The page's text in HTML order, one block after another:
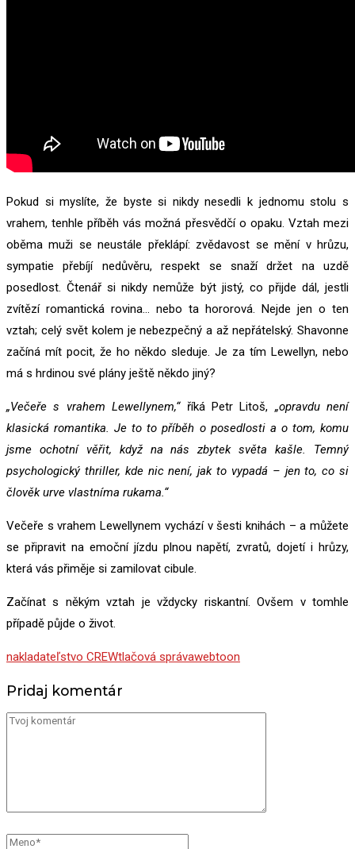
Pokud si myslíte, že byste si nikdy nesedli k jednomu stolu s
vrahem, tenhle příběh vás možná přesvědčí o opaku. Vztah mezi
oběma muži se neustále překlápí: zvědavost se mění v hrůzu,
sympatie přebíjí nedůvěru, respekt se snaží držet na uzdě
posedlost. Čtenář si nikdy nemůže být jistý, co přijde dál, jestli
zvítězí romantická rovina… nebo ta hororová. Nejde jen o ten
vztah; celý svět kolem je nebezpečný a až nepřátelský. Shavonne
začíná mít pocit, že ho někdo sleduje. Je za tím Lewellyn, nebo
má s hrdinou své plány ještě někdo jiný?
„Večeře s vrahem Lewellynem,“ říká Petr Litoš, „opravdu není
klasická romantika. Je to to příběh o posedlosti a o tom, komu
jsme ochotní věřit, když na nás zbytek světa kašle. Temný
psychologický thriller, kde nic není, jak to vypadá – jen to, co si
člověk urve vlastníma rukama.“
Večeře s vrahem Lewellynem vychází v šesti knihách – a můžete
se připravit na emoční jízdu plnou napětí, zvratů, dojetí i hrůzy,
která vás přiměje si zamilovat cibule.
Začínat s někým vztah je vždycky riskantní. Ovšem v tomhle
případě půjde o život.
nakladateľstvo CREWtlačová správawebtoon
Pridaj komentár